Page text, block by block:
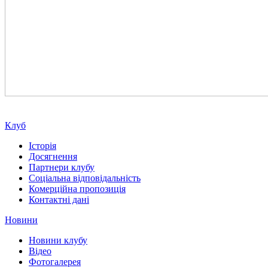
Клуб
Історія
Досягнення
Партнери клубу
Соціальна відповідальність
Комерційна пропозиція
Контактні дані
Новини
Новини клубу
Відео
Фотогалерея